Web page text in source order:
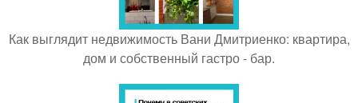
Как выглядит недвижимость Вани Дмитриенко: квартира,
дом и собственный гастро - бар.